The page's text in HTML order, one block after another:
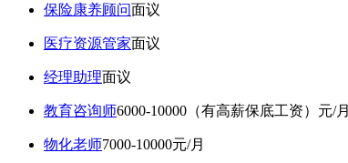
保险康养顾问面议
医疗资源管家面议
经理助理面议
教育咨询师6000-10000（有高薪保底工资）元/月
物化老师7000-10000元/月